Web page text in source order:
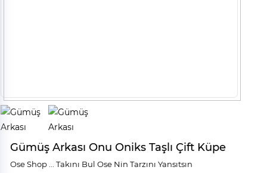
Gümüş Arkası Onu Oniks Taşlı Çift Küpe
Ose Shop ... Takını Bul Ose Nin Tarzını Yansıtsın